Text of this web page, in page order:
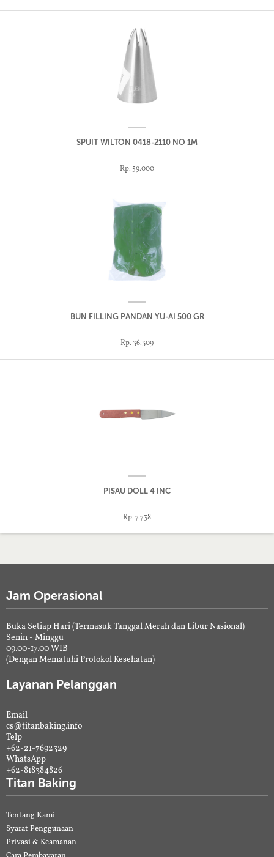
SPUIT WILTON 0418-2110 NO 1M
Rp. 59.000
BUN FILLING PANDAN YU-AI 500 GR
Rp. 36.309
PISAU DOLL 4 INC
Rp. 7.738
Jam Operasional
Buka Setiap Hari (Termasuk Tanggal Merah dan Libur Nasional)
Senin - Minggu
09.00-17.00 WIB
(Dengan Mematuhi Protokol Kesehatan)
Layanan Pelanggan
Email
cs@titanbaking.info
Telp
+62-21-7692329
WhatsApp
+62-818384826
Titan Baking
Tentang Kami
Syarat Penggunaan
Privasi & Keamanan
Cara Pembayaran